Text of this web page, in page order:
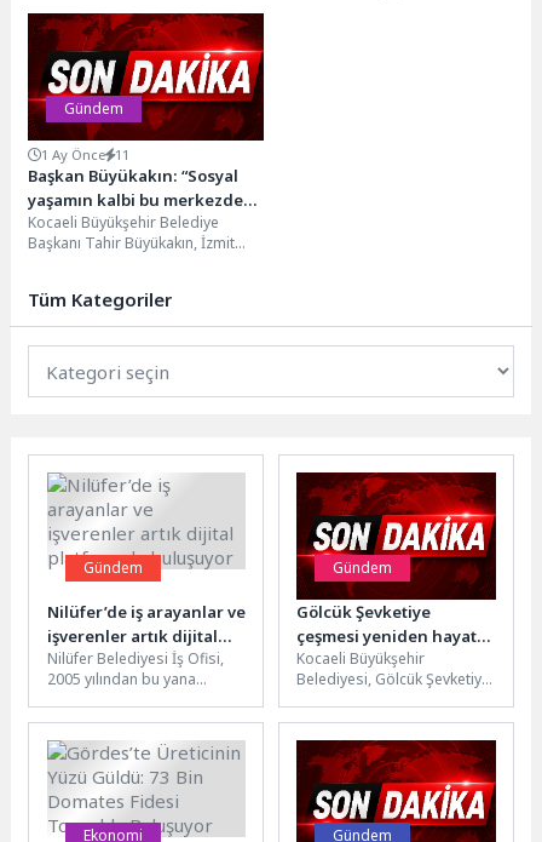
etkisini...
Gündem
1 Ay Önce 11
Başkan Büyükakın: “Sosyal
yaşamın kalbi bu merkezde
atacak”
Kocaeli Büyükşehir Belediye
Başkanı Tahir Büyükakın, İzmit
yükselen yeni...
Tüm Kategoriler
Gündem
Nilüfer’de iş arayanlar ve
işverenler artık dijital
platformda buluşuyor
Nilüfer Belediyesi İş Ofisi,
2005 yılından bu yana
hizmetlerini dijital ortama
taşıdı. Yeni...
Gündem
Gölcük Şevketiye
çeşmesi yeniden hayat
buldu
Kocaeli Büyükşehir
Belediyesi, Gölcük Şevketiye
çeşmede gerçekleştirdiği
yenileme çalışmalarını
tamamladı. Muhtarlık İşleri
Dairesi...
Ekonomi Gündem